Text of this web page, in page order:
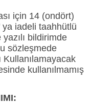
için 14 (ondört)
iadeli taahhütlü
bildirimde
sözleşmede
kullanılmamış